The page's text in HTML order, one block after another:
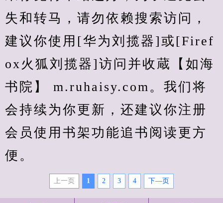
失和转马，请勿依赖搜索访问，
建议你使用[华为刘揽器]或[Firef
ox火狐刘揽器]访问并收蔵【如海
书院】 m.ruhaisy.com。我们将
会持续为你更新，还建议你注册
会员使用书架功能追书阅读更方
便。
上一页 1 2 3 4 下—页